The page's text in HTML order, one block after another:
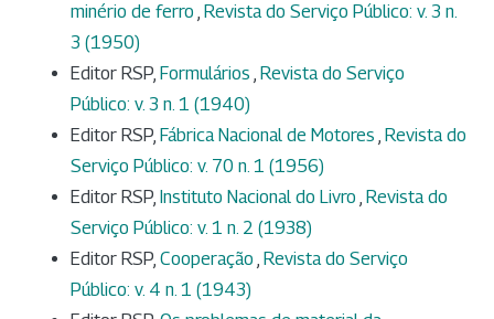
minério de ferro , Revista do Serviço Público: v. 3 n.
3 (1950)
Editor RSP, Formulários , Revista do Serviço
Público: v. 3 n. 1 (1940)
Editor RSP, Fábrica Nacional de Motores , Revista do
Serviço Público: v. 70 n. 1 (1956)
Editor RSP, Instituto Nacional do Livro , Revista do
Serviço Público: v. 1 n. 2 (1938)
Editor RSP, Cooperação , Revista do Serviço
Público: v. 4 n. 1 (1943)